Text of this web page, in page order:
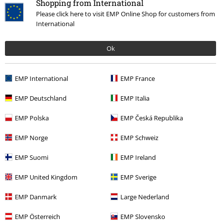
Shopping from International
Please click here to visit EMP Online Shop for customers from
International
Ok
EMP International EMP France
EMP Deutschland EMP Italia
EMP Polska EMP Česká Republika
EMP Norge EMP Schweiz
EMP Suomi EMP Ireland
EMP United Kingdom EMP Sverige
EMP Danmark Large Nederland
EMP Österreich EMP Slovensko
15%
E-Mail Newsletter
jetzt anmeldest!Mehr Infos
Ich bin damit einverstanden, den EMP-Newsletter zu erhalten und willige
ein, dass die E.M.P. Merchandising Handelsgesellschaft mbH meine
personenbezogenen Daten verarbeitet um mich individuell und
regelmäßig über ihr Angebot zu informieren. Die Verarbeitung meiner
personenbezogenen Daten erfolgt entsprechend den Bestimmungen in
derDatenschutzerklärung
. Ich kann meine Einwilligung jederzeit z. B.
Hierkann ich mich vom Newsletter wieder abmelden.
Anmelden
kombinierbar. Nach Codeeingabe wird dir der Rabatt automatisch im